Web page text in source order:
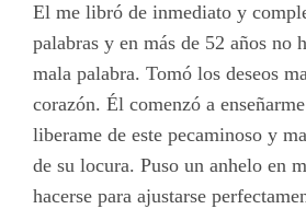
El me libró de inmediato y
palabras y en más de 52 años no
mala palabra. Tomó los deseos
corazón. Él comenzó a
liberame de este pecaminoso y
de su locura. Puso un anhelo en
hacerse para ajustarse